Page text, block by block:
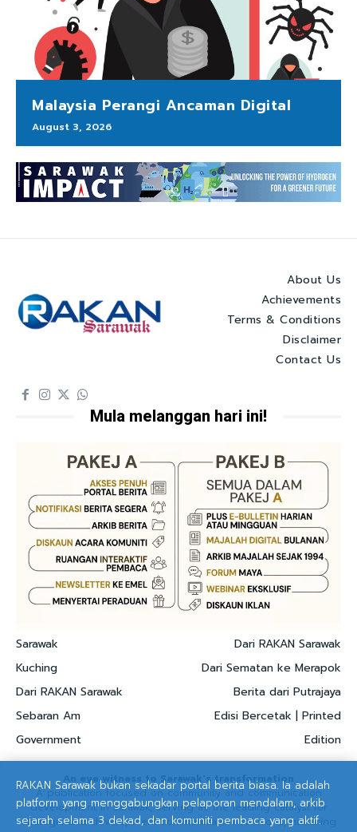
Malaysia Perangi Ancaman Digital
August 3, 2026
About Us
Achievements
Terms & Conditions
Disclaimer
Contact Us
Mula melanggan hari ini!
Sarawak
Kuching
Dari RAKAN Sarawak
Sebaran Am
Government
Dari RAKAN Sarawak
Dari Sematan ke Merapok
Berita dari Putrajaya
Edisi Bercetak | Printed
Edition
An eye witness to Sarawak's transformation
A publication focused on community and communication
development in Sarawak, serving as the leading catalyst for
strategic and development communication solutions, nurturing
RAKAN Sarawak bukan sekadar portal berita biasa. Ia adalah
platform yang menggabungkan pelaporan mendalam, arkib
sejarah selama 3 dekad, dan komuniti pembaca yang aktif.